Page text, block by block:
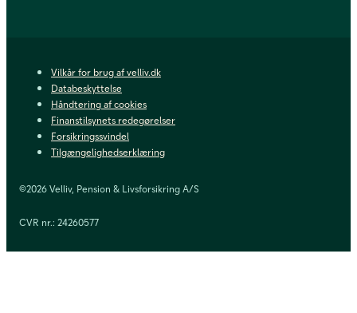
Vilkår for brug af velliv.dk
Databeskyttelse
Håndtering af cookies
Finanstilsynets redegørelser
Forsikringssvindel
Tilgængelighedserklæring
©2026 Velliv, Pension & Livsforsikring A/S
CVR nr.: 24260577